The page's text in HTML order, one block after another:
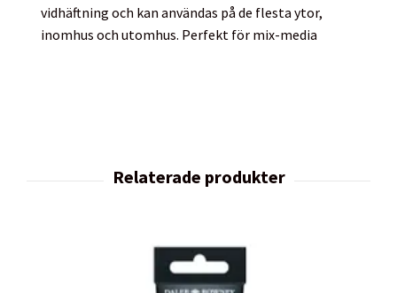
vidhäftning och kan användas på de flesta ytor,
inomhus och utomhus. Perfekt för mix-media